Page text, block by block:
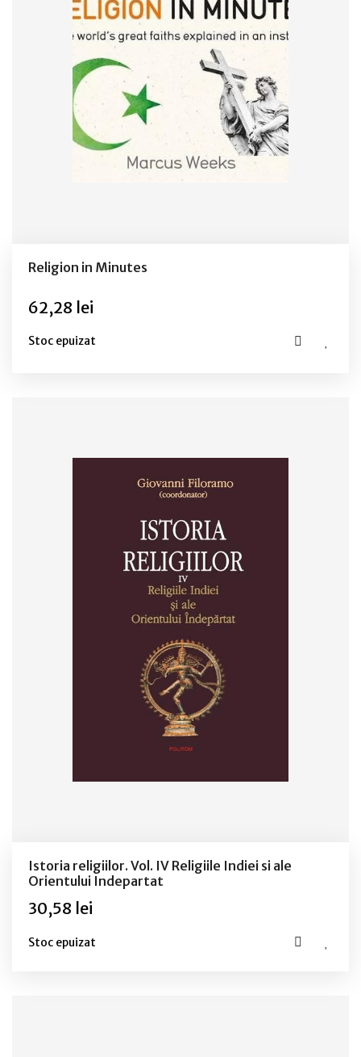
Religion in Minutes
62,28 lei
Stoc epuizat
Istoria religiilor. Vol. IV Religiile Indiei si ale
Orientului Indepartat
30,58 lei
Stoc epuizat